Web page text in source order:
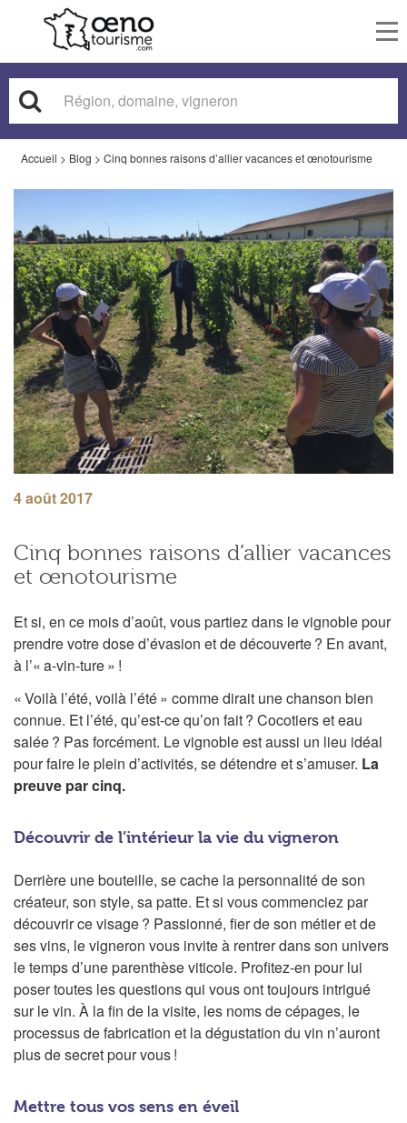
Accueil > Blog > Cinq bonnes raisons d’allier vacances et œnotourisme
4 août 2017
Cinq bonnes raisons d’allier vacances
et œnotourisme
Et si, en ce mois d’août, vous partiez dans le vignoble pour
prendre votre dose d’évasion et de découverte ? En avant,
à l’« a-vin-ture » !
« Voilà l’été, voilà l’été » comme dirait une chanson bien
connue. Et l’été, qu’est-ce qu’on fait ? Cocotiers et eau
salée ? Pas forcément. Le vignoble est aussi un lieu idéal
pour faire le plein d’activités, se détendre et s’amuser. La
preuve par cinq.
Découvrir de l’intérieur la vie du vigneron
Derrière une bouteille, se cache la personnalité de son
créateur, son style, sa patte. Et si vous commenciez par
découvrir ce visage ? Passionné, fier de son métier et de
ses vins, le vigneron vous invite à rentrer dans son univers
le temps d’une parenthèse viticole. Profitez-en pour lui
poser toutes les questions qui vous ont toujours intrigué
sur le vin. À la fin de la visite, les noms de cépages, le
processus de fabrication et la dégustation du vin n’auront
plus de secret pour vous !
Mettre tous vos sens en éveil